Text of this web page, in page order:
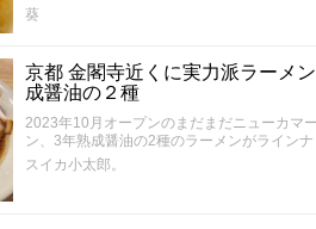
葵
京都 金閣寺近くに実力派ラーメ
成醤油の２種
2023年10月オープンのまだまだニューカマ
ン、3年熟成醤油の2種のラーメンがラインナ
スイカ小太郎。